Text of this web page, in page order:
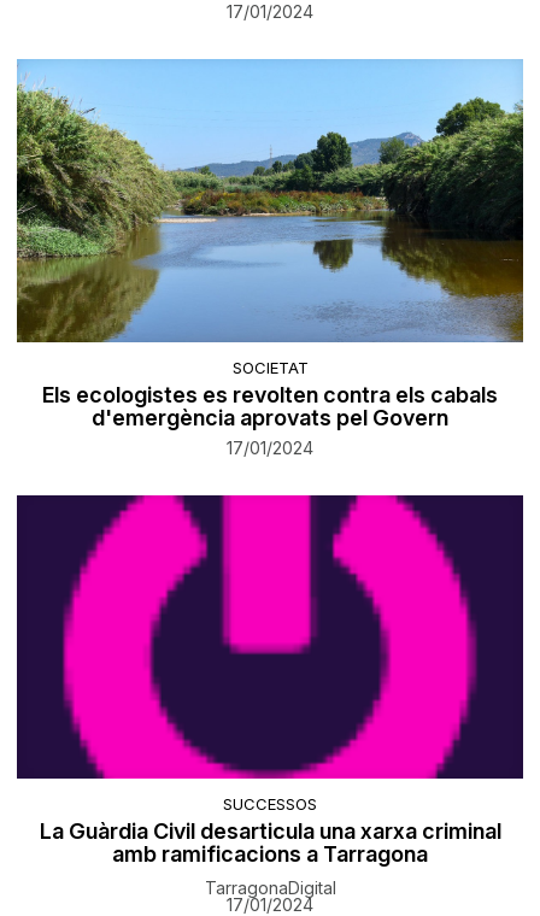
17/01/2024
SOCIETAT
Els ecologistes es revolten contra els cabals
d'emergència aprovats pel Govern
17/01/2024
SUCCESSOS
La Guàrdia Civil desarticula una xarxa criminal
amb ramificacions a Tarragona
TarragonaDigital
17/01/2024